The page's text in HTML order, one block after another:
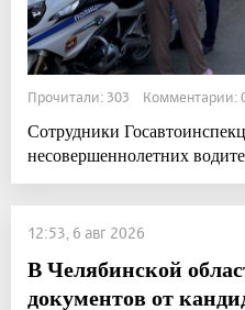
Прочитали: 303 Комментарии:
Сотрудники
несовершеннолетних
12:53, 6 авг 2026
В Челябинской
документов от